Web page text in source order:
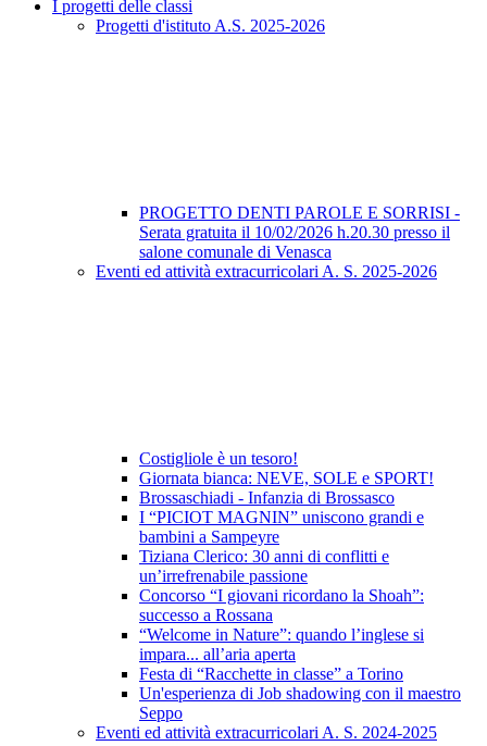
I progetti delle classi
Progetti d'istituto A.S. 2025-2026
PROGETTO DENTI PAROLE E SORRISI -
Serata gratuita il 10/02/2026 h.20.30 presso il
salone comunale di Venasca
Eventi ed attività extracurricolari A. S. 2025-2026
Costigliole è un tesoro!
Giornata bianca: NEVE, SOLE e SPORT!
Brossaschiadi - Infanzia di Brossasco
I “PICIOT MAGNIN” uniscono grandi e
bambini a Sampeyre
Tiziana Clerico: 30 anni di conflitti e
un’irrefrenabile passione
Concorso “I giovani ricordano la Shoah”:
successo a Rossana
“Welcome in Nature”: quando l’inglese si
impara... all’aria aperta
Festa di “Racchette in classe” a Torino
Un'esperienza di Job shadowing con il maestro
Seppo
Eventi ed attività extracurricolari A. S. 2024-2025